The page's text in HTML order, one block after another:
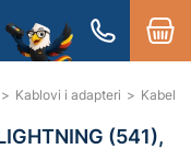
> Kablovi i adapteri > Kabel
(541),